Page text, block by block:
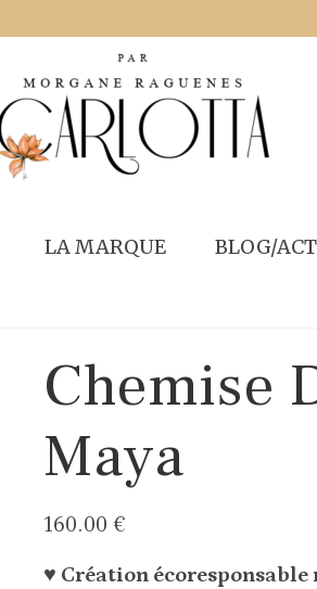
LA MARQUE BLOG/
Chemise
Maya
160.00 €
♥ Création